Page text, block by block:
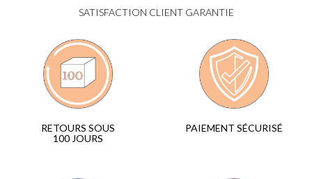
SATISFACTION CLIENT GARANTIE
RETOURS SOUS
100 JOURS
PAIEMENT SÉCURISÉ